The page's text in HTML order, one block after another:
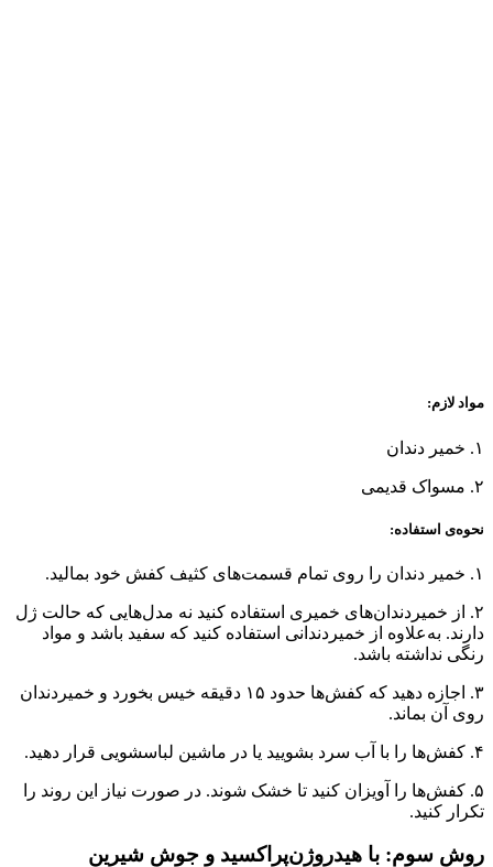
مواد لازم:
۱. خمیر دندان
۲. مسواک قدیمی
نحوه‌ی استفاده:
۱. خمیر دندان را روی تمام قسمت‌های کثیف کفش خود بمالید.
۲. از خمیردندان‌های خمیری استفاده کنید نه مدل‌هایی که حالت ژل
دارند. به‌علاوه از خمیردندانی استفاده کنید که سفید باشد و مواد
رنگی نداشته باشد.
۳. اجازه دهید که کفش‌ها حدود ۱۵ دقیقه خیس بخورد و خمیردندان
روی آن بماند.
۴. کفش‌ها را با آب سرد بشویید یا در ماشین لباسشویی قرار دهید.
۵. کفش‌ها را آویزان کنید تا خشک شوند. در صورت نیاز این روند را
تکرار کنید.
روش سوم: با هیدروژن‌پراکسید و جوش شیرین